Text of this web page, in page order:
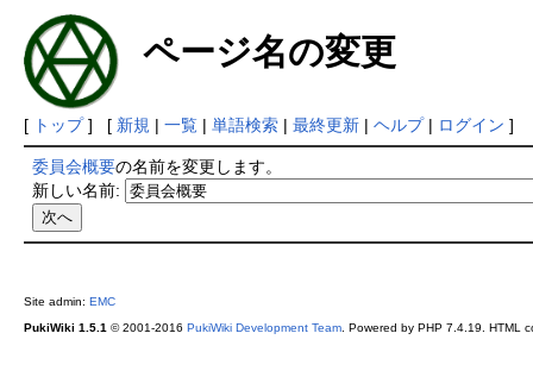
ページ名の変更
[ トップ] [ 新規 | 一覧| 単語検索| 最終更新| ヘルプ| ログイン ]
委員会概要の名前を変更します。
新しい名前:
Site admin: EMC
PukiWiki 1.5.1 © 2001-2016 PukiWiki Development Team. Powered by PHP 7.4.19. HTML